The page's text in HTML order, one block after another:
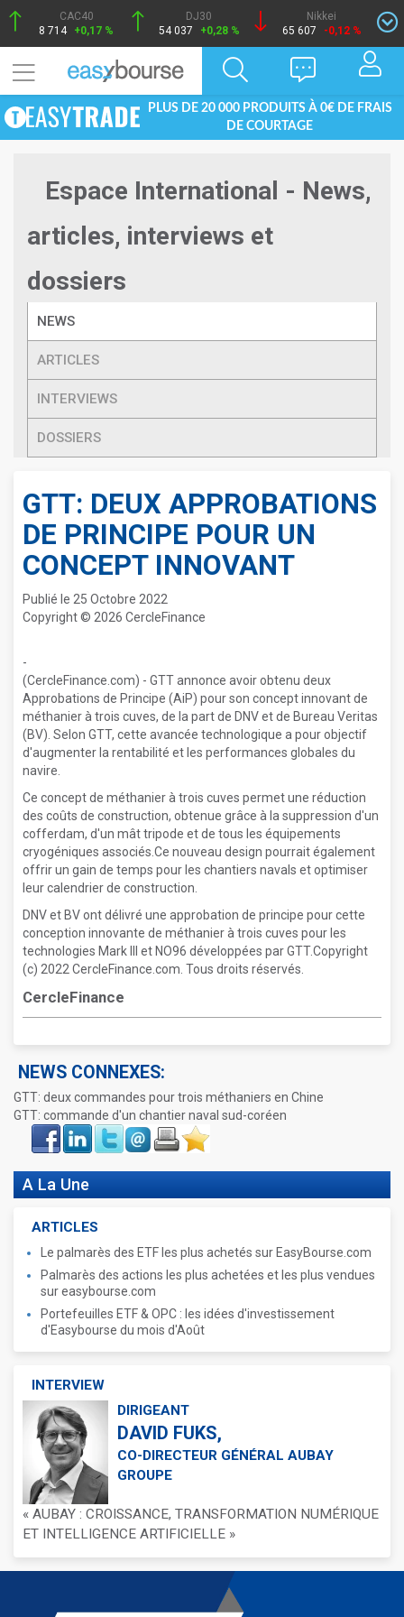
CAC40
8 714 +0,17 %
DJ30
54 037
+0,28 %
Nikkei
65 607
-0,12 %
PLUS DE 20 000 PRODUITS À 0€ DE FRAIS
DE COURTAGE
Espace International - News,
articles, interviews et
dossiers
NEWS
ARTICLES
INTERVIEWS
DOSSIERS
GTT: DEUX APPROBATIONS
DE PRINCIPE POUR UN
CONCEPT INNOVANT
Publié le 25 Octobre 2022
Copyright © 2026 CercleFinance
-
(CercleFinance.com) - GTT annonce avoir obtenu deux
Approbations de Principe (AiP) pour son concept innovant de
méthanier à trois cuves, de la part de DNV et de Bureau Veritas
(BV). Selon GTT, cette avancée technologique a pour objectif
d'augmenter la rentabilité et les performances globales du
navire.
Ce concept de méthanier à trois cuves permet une réduction
des coûts de construction, obtenue grâce à la suppression d'un
cofferdam, d'un mât tripode et de tous les équipements
cryogéniques associés.Ce nouveau design pourrait également
offrir un gain de temps pour les chantiers navals et optimiser
leur calendrier de construction.
DNV et BV ont délivré une approbation de principe pour cette
conception innovante de méthanier à trois cuves pour les
technologies Mark III et NO96 développées par GTT.Copyright
(c) 2022 CercleFinance.com. Tous droits réservés.
CercleFinance
NEWS CONNEXES:
GTT: deux commandes pour trois méthaniers en Chine
GTT: commande d'un chantier naval sud-coréen
Face
book
LinkIn Twitter Envoyer ImprimerFavoris
A La Une
ARTICLES
Le palmarès des ETF les plus achetés sur EasyBourse.com
Palmarès des actions les plus achetées et les plus vendues
sur easybourse.com
Portefeuilles ETF & OPC : les idées d'investissement
d'Easybourse du mois d'Août
INTERVIEW
DIRIGEANT
DAVID FUKS,
CO-DIRECTEUR GÉNÉRAL AUBAY
GROUPE
« AUBAY : CROISSANCE, TRANSFORMATION NUMÉRIQUE
ET INTELLIGENCE ARTIFICIELLE »